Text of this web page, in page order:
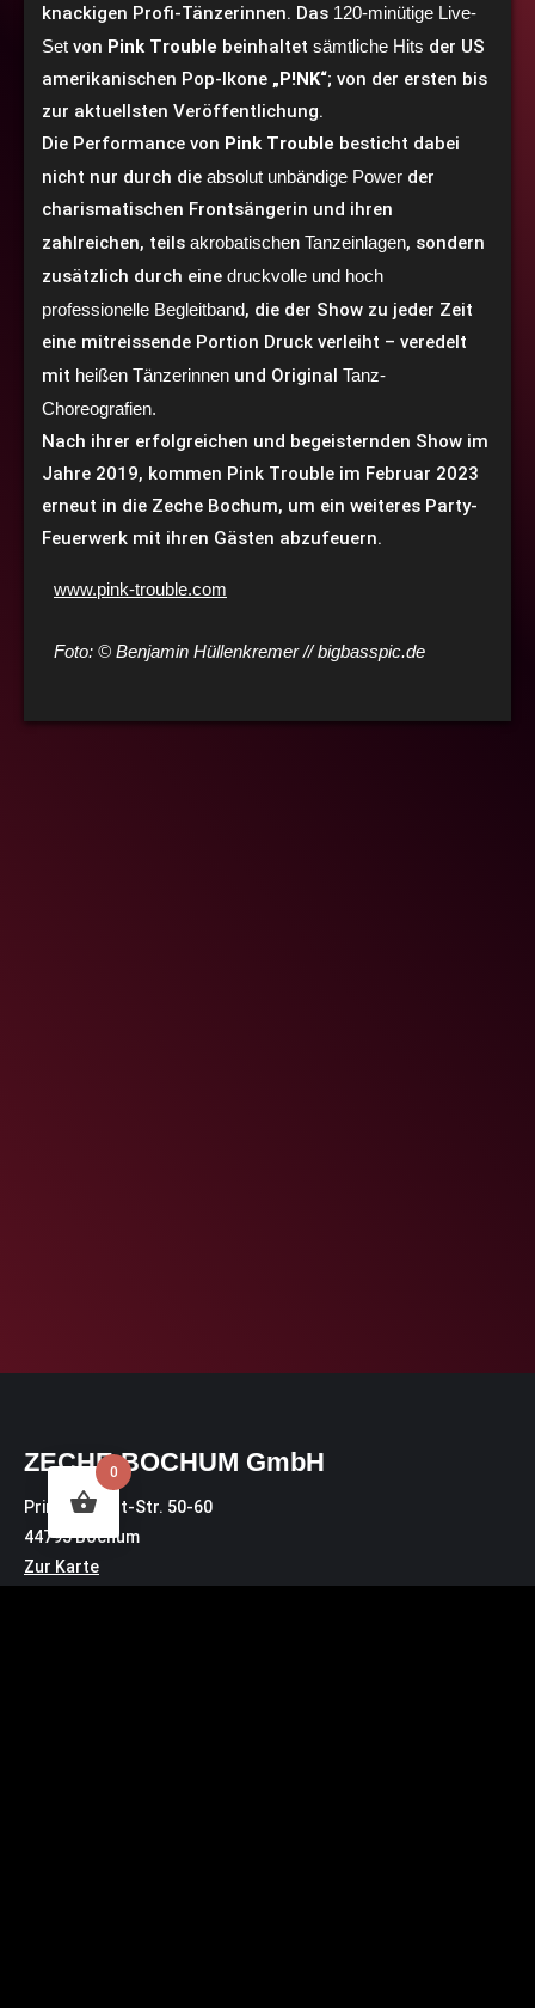
knackigen Profi-Tänzerinnen. Das 120-minütige Live-
Set von Pink Trouble beinhaltet sämtliche Hits der US
amerikanischen Pop-Ikone „P!NK“; von der ersten bis
zur aktuellsten Veröffentlichung.
Die Performance von Pink Trouble besticht dabei
nicht nur durch die absolut unbändige Power der
charismatischen Frontsängerin und ihren
zahlreichen, teils akrobatischen Tanzeinlagen, sondern
zusätzlich durch eine druckvolle und hoch
professionelle Begleitband, die der Show zu jeder Zeit
eine mitreissende Portion Druck verleiht – veredelt
mit heißen Tänzerinnen und Original Tanz-
Choreografien.
Nach ihrer erfolgreichen und begeisternden Show im
Jahre 2019, kommen Pink Trouble im Februar 2023
erneut in die Zeche Bochum, um ein weiteres Party-
Feuerwerk mit ihren Gästen abzufeuern.
www.pink-trouble.com
Foto: © Benjamin Hüllenkremer // bigbasspic.de
ZECHE BOCHUM GmbH
Prinz-Regent-Str. 50-60
44795 Bochum
Zur Karte
0